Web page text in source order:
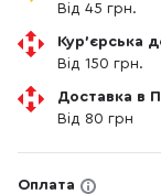
Від 45 грн.
Кур'єрська
Від 150 грн.
Доставка в
Від 80 грн
Оплата